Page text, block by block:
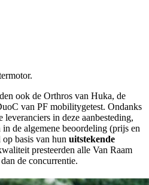
ook de Orthros van Huka, de
van PF mobilitygetest. Ondanks
leveranciers in deze aanbesteding,
de algemene beoordeling (prijs en
basis van hun uitstekende
presteerden alle Van Raam
de concurrentie.